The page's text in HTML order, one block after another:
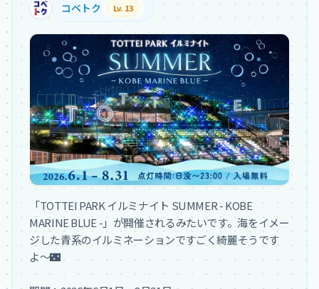
コベトク Lv. 13
「TOTTEI PARK イルミナイト SUMMER - KOBE
MARINE BLUE -」が開催されるみたいです。海をイメー
ジした青系のイルミネーションですごく綺麗そうです
よ〜🌃